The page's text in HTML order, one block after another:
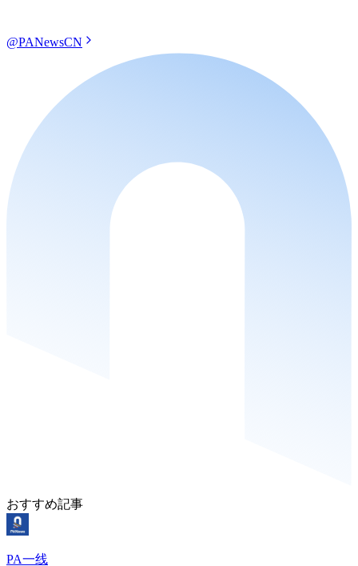
@PANewsCN
おすすめ記事
PA一线